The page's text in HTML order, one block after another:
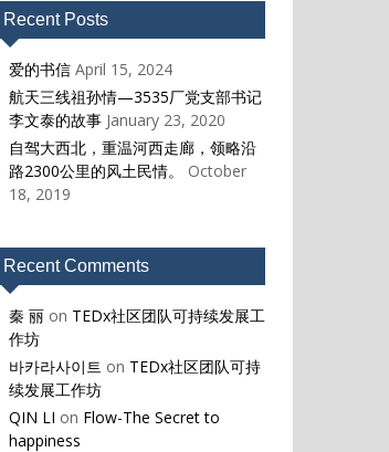
Recent Posts
爱的书信 April 15, 2024
航天三线祖孙情—3535厂党支部书记
李文泰的故事 January 23, 2020
自驾大西北，重温河西走廊，领略沿
路2300公里的风土民情。
October
18, 2019
Recent Comments
秦 丽on TEDx社区团队可持续发展工
作坊
바카라사이트 on TEDx社区团队可持
续发展工作坊
QIN LI on Flow-The Secret to
happiness